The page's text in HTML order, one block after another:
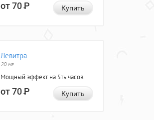
от 70Р Купить
Левитра
20 мг
Мощный эффект на 5ть часов.
от 70Р Купить